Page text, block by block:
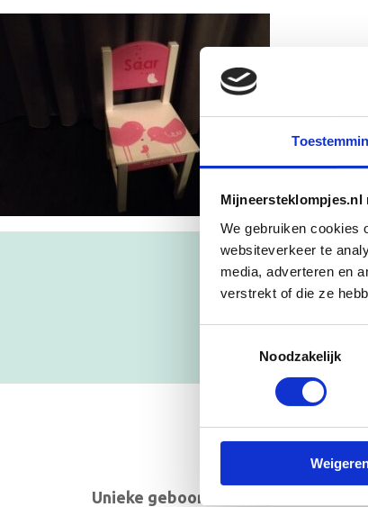
Mijneersteklompjes.nl
We gebruiken cookies
websiteverkeer te
media, adverteren en
verstrekt of die ze
Noodzakelijk
Unieke geboorteklompjes